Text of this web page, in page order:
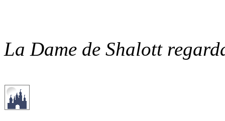
La Dame de Shalott